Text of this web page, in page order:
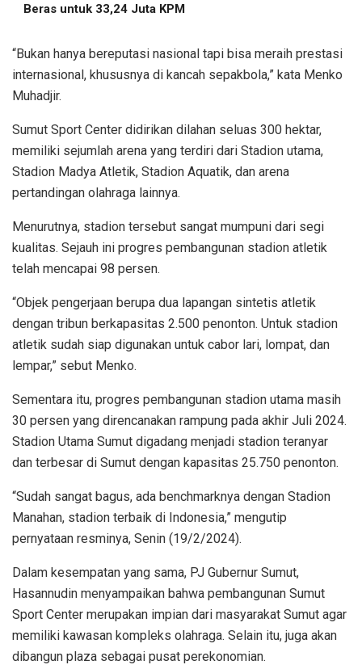
Beras untuk 33,24 Juta KPM
“Bukan hanya bereputasi nasional tapi bisa meraih prestasi
internasional, khususnya di kancah sepakbola,” kata Menko
Muhadjir.
Sumut Sport Center didirikan dilahan seluas 300 hektar,
memiliki sejumlah arena yang terdiri dari Stadion utama,
Stadion Madya Atletik, Stadion Aquatik, dan arena
pertandingan olahraga lainnya.
Menurutnya, stadion tersebut sangat mumpuni dari segi
kualitas. Sejauh ini progres pembangunan stadion atletik
telah mencapai 98 persen.
“Objek pengerjaan berupa dua lapangan sintetis atletik
dengan tribun berkapasitas 2.500 penonton. Untuk stadion
atletik sudah siap digunakan untuk cabor lari, lompat, dan
lempar,” sebut Menko.
Sementara itu, progres pembangunan stadion utama masih
30 persen yang direncanakan rampung pada akhir Juli 2024.
Stadion Utama Sumut digadang menjadi stadion teranyar
dan terbesar di Sumut dengan kapasitas 25.750 penonton.
“Sudah sangat bagus, ada benchmarknya dengan Stadion
Manahan, stadion terbaik di Indonesia,” mengutip
pernyataan resminya, Senin (19/2/2024).
Dalam kesempatan yang sama, PJ Gubernur Sumut,
Hasannudin menyampaikan bahwa pembangunan Sumut
Sport Center merupakan impian dari masyarakat Sumut agar
memiliki kawasan kompleks olahraga. Selain itu, juga akan
dibangun plaza sebagai pusat perekonomian.